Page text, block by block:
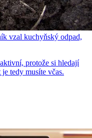
vzal kuchyňský odpad,
protože si hledají
tedy musíte včas.